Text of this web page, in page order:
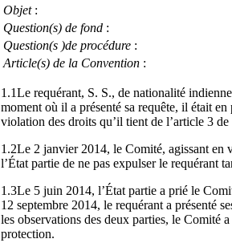
Objet:
Question(s) de fond :
Question(s )de procédure :
Article(s) de la Convention :
1.1Le requérant, S. S., de nationalité
moment où il a présenté sa requête, il était
violation des droits qu’il tient de l’article 3
1.2Le 2 janvier 2014, le Comité, agissant en
l’État partie de ne pas expulser le requérant
1.3Le 5 juin 2014, l’État partie a prié le
12 septembre 2014, le requérant a présenté
les observations des deux parties, le Comité
protection.